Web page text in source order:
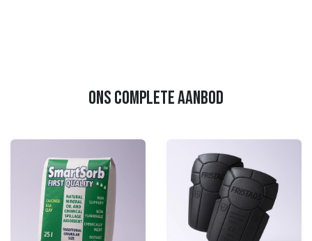
ons complete aanbod